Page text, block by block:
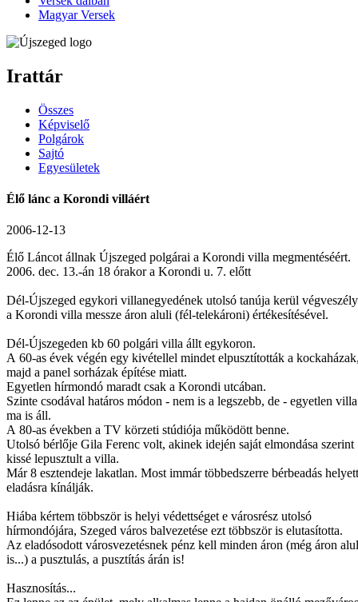
Magyar Versek
Irattár
Összes
Képviselő
Polgárok
Sajtó
Egyesületek
Élő lánc a Korondi villáért
2006-12-13
Élő Láncot állnak Újszeged polgárai a Korondi villa megmentéséért.
2006. dec. 13.-án 18 órakor a Korondi u. 7. előtt
Dél-Újszeged egykori villanegyedének utolsó tanúja kerül
a Korondi villa messze áron aluli (fél-telekároni) értékesítésével.
Dél-Újszegeden kb 60 polgári villa állt egykoron.
A 60-as évek végén egy kivétellel mindet elpusztították a
majd a panel sorházak építése miatt.
Egyetlen hírmondó maradt csak a Korondi utcában.
Szinte csodával határos módon - nem is a legszebb, de - egyetlen
ma is áll.
A 80-as években a TV körzeti stúdiója működött benne.
Utolsó bérlője Gila Ferenc volt, akinek idején saját elmondása szerint
kissé lepusztult a villa.
Már 8 esztendeje lakatlan. Most immár többedszerre bérbeadás
eladásra kínálják.
Hiába kértem többször is helyi védettséget e városrész utolsó
hírmondójára, Szeged város balvezetése ezt többször is elutasította.
Az eladósodott városvezetésnek pénz kell minden áron (még áron
is...) a pusztulás, a pusztítás árán is!
Hasznosítás...